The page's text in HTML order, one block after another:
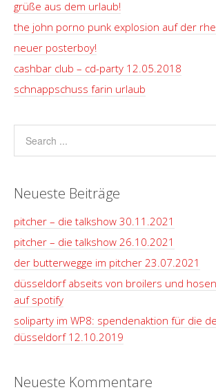
grüße aus dem urlaub!
the john porno punk explosion auf der
neuer posterboy!
cashbar club – cd-party 12.05.2018
schnappschuss farin urlaub
Neueste Beiträge
pitcher – die talkshow 30.11.2021
pitcher – die talkshow 26.10.2021
der butterwegge im pitcher 23.07.2021
düsseldorf abseits von broilers und
auf spotify
soliparty im WP8: spendenaktion für die
düsseldorf 12.10.2019
Neueste Kommentare